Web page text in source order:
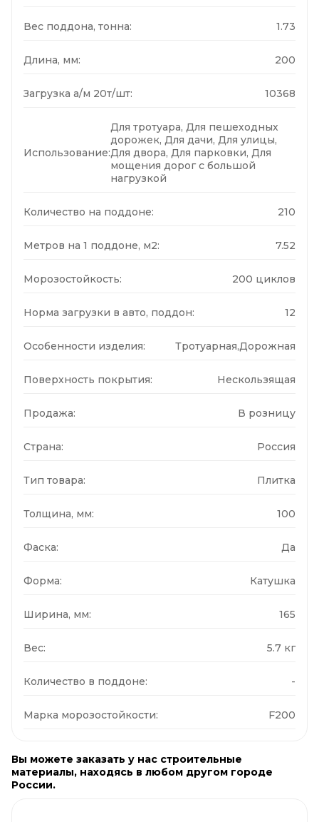
Вес поддона, тонна: 1.73
Длина, мм: 200
Загрузка а/м 20т/шт: 10368
Использование:
Для тротуара, Для пешеходных
дорожек, Для дачи, Для улицы,
Для двора, Для парковки, Для
мощения дорог с большой
нагрузкой
Количество на поддоне: 210
Метров на 1 поддоне, м2: 7.52
Морозостойкость: 200 циклов
Норма загрузки в авто, поддон: 12
Особенности изделия: Тротуарная,Дорожная
Поверхность покрытия: Нескользящая
Продажа: В розницу
Страна: Россия
Тип товара: Плитка
Толщина, мм: 100
Фаска: Да
Форма: Катушка
Ширина, мм: 165
Вес: 5.7 кг
Количество в поддоне: -
Марка морозостойкости: F200
Вы можете заказать у нас строительные
материалы, находясь в любом другом городе
России.